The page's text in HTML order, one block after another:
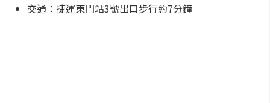
交通：捷運東門站3號出口步行約7分鐘